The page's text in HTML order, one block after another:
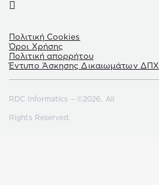
Πολιτική Cookies
Όροι Χρήσης
Πολιτική απορρήτου
Έντυπο Άσκησης Δικαιωμάτων ΔΠΧ
RDC Informatics – ©2026. All
Rights Reserved.